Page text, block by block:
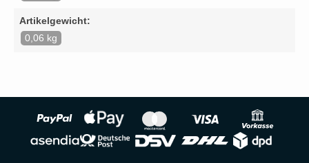
Artikelgewicht:
0,06 kg